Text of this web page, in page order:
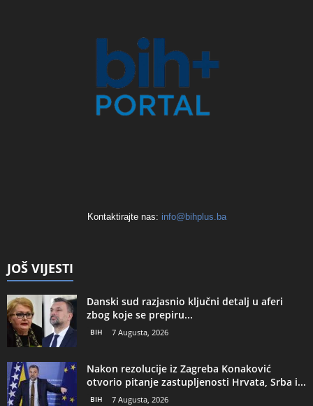
Kontaktirajte nas: info@bihplus.ba
JOŠ VIJESTI
Danski sud razjasnio ključni detalj u aferi
zbog koje se prepiru...
BIH 7 Augusta, 2026
Nakon rezolucije iz Zagreba Konaković
otvorio pitanje zastupljenosti Hrvata, Srba i...
BIH 7 Augusta, 2026